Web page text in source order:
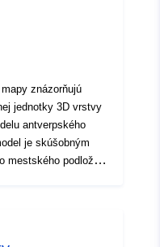
k údajom.europa.eu:
na základe
2026
znázorňujú
jednotky 3D vrstvy
antverpského
je skúšobným
mestského podložia.
plánovanie.